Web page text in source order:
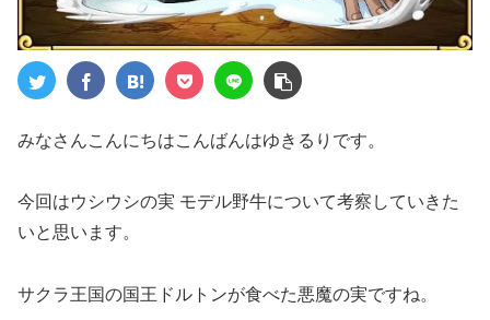
みなさんこんにちはこんばんはゆきるりです。
今回はウシウシの実 モデル野牛について考察していきた
いと思います。
サクラ王国の国王ドルトンが食べた悪魔の実ですね。